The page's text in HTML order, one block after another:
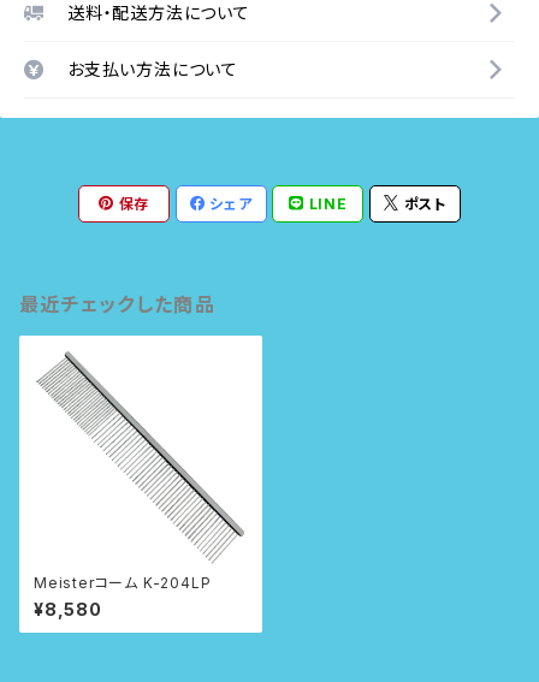
送料・配送方法について
お支払い方法について
保存 シェア LINE ポスト
最近チェックした商品
Meisterコーム K-204LP
¥8,580